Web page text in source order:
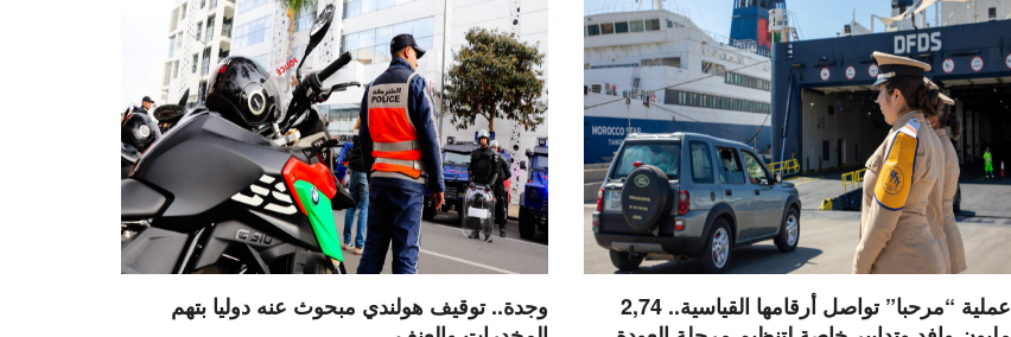
عملية “مرحبا” تواصل أرقامها القياسية.. 2,74
وجدة.. توقيف هولندي مبحوث عنه دوليا بتهم